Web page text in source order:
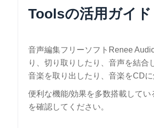
Toolsの活用ガイド
音声編集フリーソフトRenee
り、切り取りしたり、音声を結合
音楽を取り出したり、音楽をCD
便利な機能/効果を多数搭載して
を確認してください。